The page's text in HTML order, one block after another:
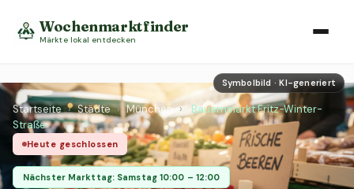
Wochenmarktfinder
Märkte lokal entdecken
Symbolbild · KI-generiert
Startseite › Städte › München ›
Bauernmarkt Fritz-Winter-
Straße
Heute geschlossen
Nächster Markttag: Samstag 10:00 – 12:00